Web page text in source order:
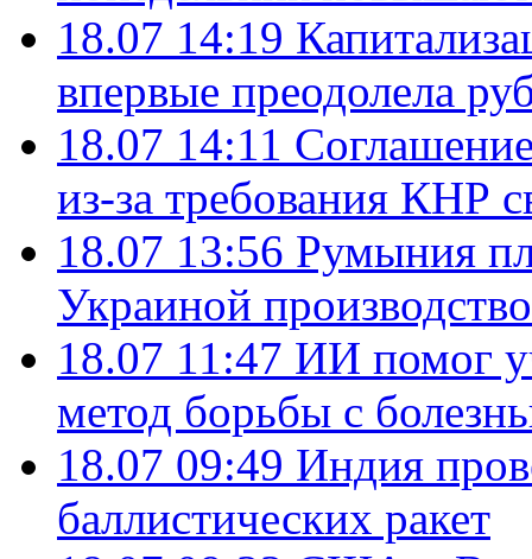
18.07 14:19
впервые преодолела
18.07 14:11
из-за требования КНР
18.07 13:56 Румыния
Украиной
18.07 11:47 ИИ помог
метод борьбы с
18.07 09:49 Индия
баллистических ракет